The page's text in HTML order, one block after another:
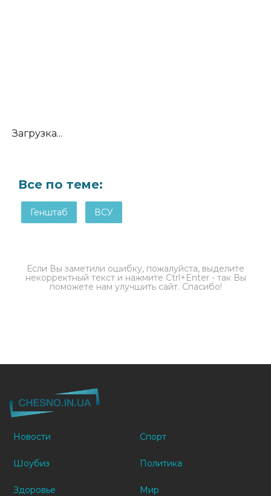
Загрузка...
Все по теме:
Генштаб ВСУ
Если Вы заметили ошибку, пожалуйста, выделите
некорректный текст и нажмите Ctrl+Enter - так Вы
поможете нам улучшить сайт. Спасибо!
Новости Спорт
Шоубиз Политика
Здоровье Мир